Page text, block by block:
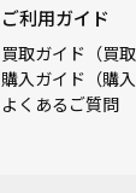
ご利用ガイド
買取ガイド（買取
購入ガイド（購入
よくあるご質問